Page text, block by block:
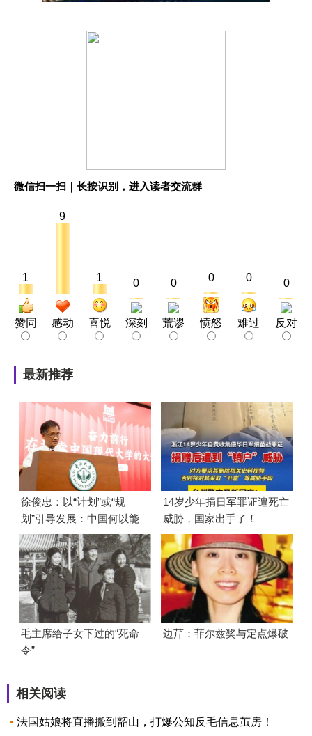
微信扫一扫｜长按识别，进入读者交流群
1
赞同
9
感动
1
喜悦
0
深刻
0
荒谬
0
愤怒
0
难过
0
反对
最新推荐
徐俊忠：以“计划”或“规
划”引导发展：中国何以能
够成功
14岁少年捐日军罪证遭死亡
威胁，国家出手了！
毛主席给子女下过的“死命
令”
边芹：菲尔兹奖与定点爆破
相关阅读
法国姑娘将直播搬到韶山，打爆公知反毛信息茧房！